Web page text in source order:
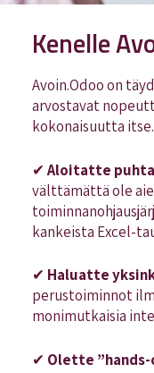
Kenelle
Avoin.Odoo on
arvostavat
kokonaisuutta
✔Aloitatte
välttämättä ole
kankeista Excel-
✔ Haluatte
perustoiminnot
monimutkaisia
✔ Olette